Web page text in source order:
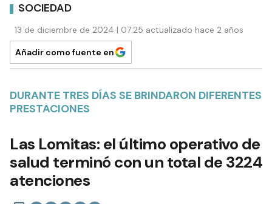
13 de diciembre de 2024 | 07:25 actualizado hace 2 años
Añadir como fuente en
DURANTE TRES DÍAS SE BRINDARON DIFERENTES
salud terminó con un total de 3224
atenciones